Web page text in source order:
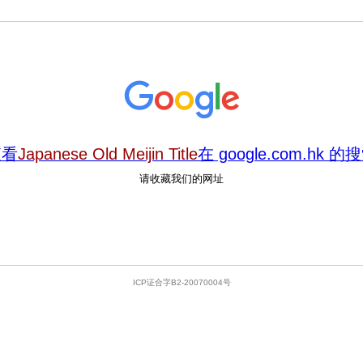
Japanese Old Meijin Title在 google.com.hk 的
请收藏我们的网址
ICP证合字B2-20070004号